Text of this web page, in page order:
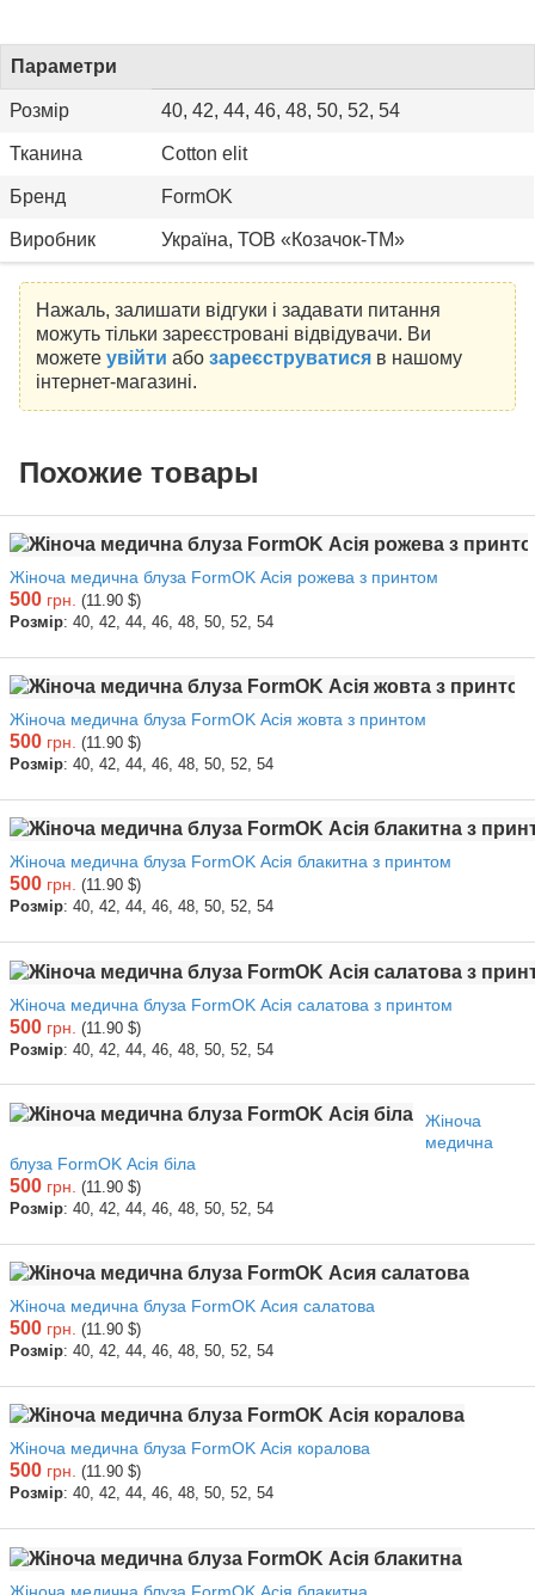
Параметри
Розмір 40, 42, 44, 46, 48, 50, 52, 54
Тканина Cotton elit
Бренд FormOK
Виробник Україна, ТОВ «Козачок-ТМ»
Нажаль, залишати відгуки і задавати питання
можуть тільки зареєстровані відвідувачи. Ви
можете увійти або зареєструватисяв нашому
інтернет-магазині.
Похожие товары
Жіноча медична блуза FormOK Асія рожева з принтом
500 грн. (11.90 $)
Розмір: 40, 42, 44, 46, 48, 50, 52, 54
Жіноча медична блуза FormOK Асія жовта з принтом
500 грн. (11.90 $)
Розмір: 40, 42, 44, 46, 48, 50, 52, 54
Жіноча медична блуза FormOK Асія блакитна з принтом
500 грн. (11.90 $)
Розмір: 40, 42, 44, 46, 48, 50, 52, 54
Жіноча медична блуза FormOK Асія салатова з принтом
500 грн. (11.90 $)
Розмір: 40, 42, 44, 46, 48, 50, 52, 54
Жіноча
медична
блуза FormOK Асія біла
500 грн. (11.90 $)
Розмір: 40, 42, 44, 46, 48, 50, 52, 54
Жіноча медична блуза FormOK Асия салатова
500 грн. (11.90 $)
Розмір: 40, 42, 44, 46, 48, 50, 52, 54
Жіноча медична блуза FormOK Асія коралова
500 грн. (11.90 $)
Розмір: 40, 42, 44, 46, 48, 50, 52, 54
Жіноча медична блуза FormOK Асія блакитна